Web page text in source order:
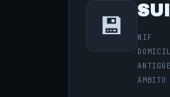
💾 NIF
ÁMBITO